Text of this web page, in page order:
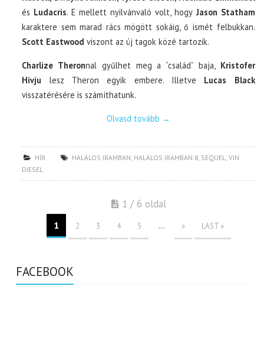
és Ludacris. E mellett nyilvánvaló volt, hogy Jason Statham
karaktere sem marad rács mögött sokáig, ő ismét felbukkan.
Scott Eastwood viszont az új tagok közé tartozik.
Charlize Theronnal gyűlhet meg a “család” baja, Kristofer
Hivju lesz Theron egyik embere. Illetve Lucas Black
visszatérésére is számíthatunk.
Olvasd tovább →
HÍR HALÁLOS IRAMBAN, HALÁLOS IRAMBAN 8, SEQUEL,VIN
DIESEL
1 / 6 oldal
1 2 3 4 5 ... » LAST »
FACEBOOK